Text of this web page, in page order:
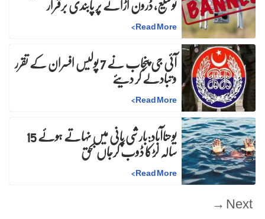
Read More
>
آئی جی پنجاب نے 7 پولیس افسران کے تقرر و تبادلے کر دیئے
Read More
>
یوحناآباد:بارشی پانی میں نہاتے ہوئے 15 سالہ لڑکا ڈوب کرجاں بحق
Read More
>
Next →